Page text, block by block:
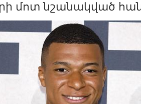
մոտ նշանակված